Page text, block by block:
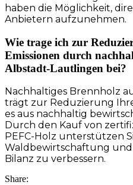
haben die Möglichkeit,
Anbietern aufzunehmen.
Wie trage ich zur
Emissionen durch
Albstadt-Lautlingen bei?
Nachhaltiges Brennholz
trägt zur Reduzierung
es aus nachhaltig
Durch den Kauf von
PEFC-Holz unterstützen
Waldbewirtschaftung und
Bilanz zu verbessern.
Share: